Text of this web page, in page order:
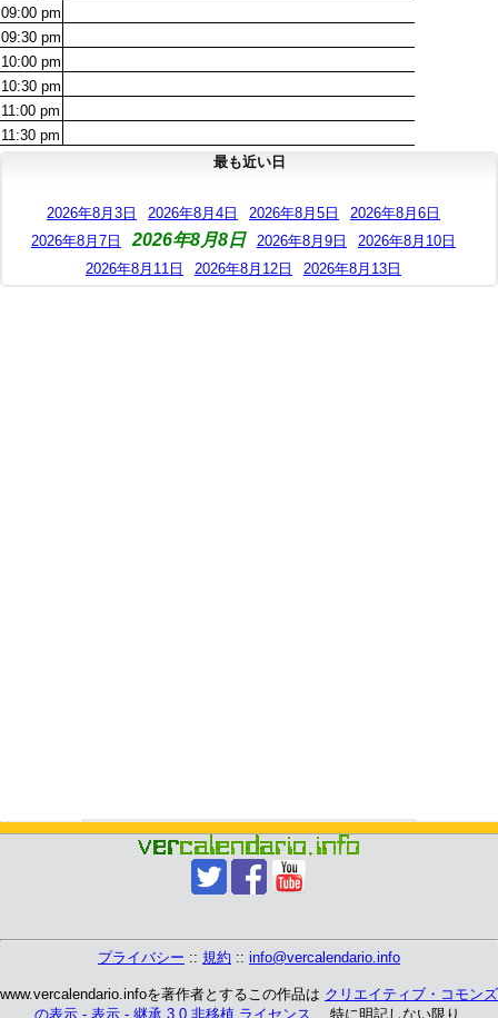
09:00 pm
09:30 pm
10:00 pm
10:30 pm
11:00 pm
11:30 pm
最も近い日
2026年8月3日 2026年8月4日 2026年8月5日
2026年8月6日
2026年8月7日
2026年8月8日 2026年8月9日
2026年8月10日
2026年8月11日
2026年8月12日 2026年8月13日
プライバシー :: 規約 :: info@vercalendario.info
www.vercalendario.infoを著作者とするこの作品は クリエイティブ・コモンズ
の表示 - 表示 - 継承 3.0 非移植 ライセンス 、 特に明記しない限り.